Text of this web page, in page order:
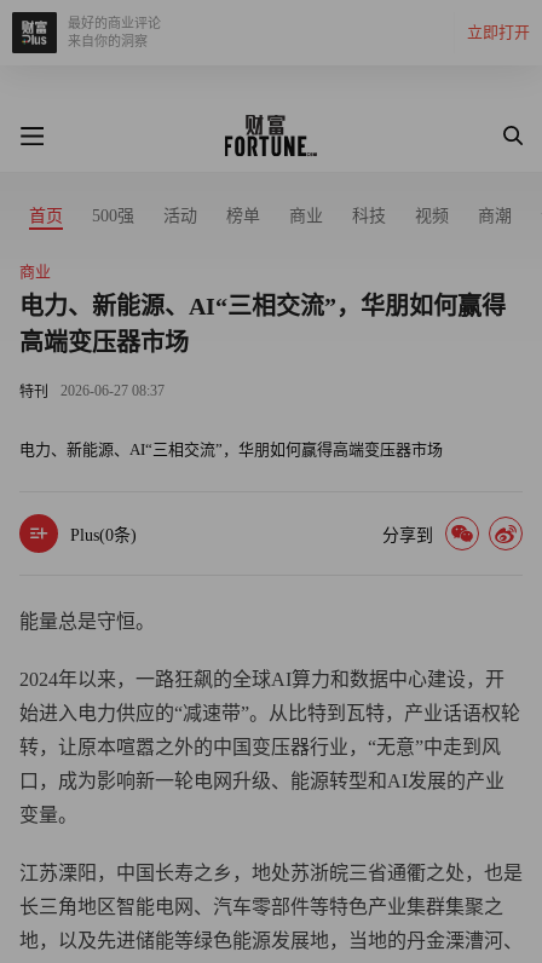
立即打开
最好的商业评论
来自你的洞察
首页 500强 活动 榜单 商业 科技 视频 商潮
商业
电力、新能源、AI“三相交流”，华朋如何赢得
高端变压器市场
特刊 2026-06-27 08:37
电力、新能源、AI“三相交流”，华朋如何赢得高端变压器市场
Plus(0条) 分享到
能量总是守恒。
2024年以来，一路狂飙的全球AI算力和数据中心建设，开
始进入电力供应的“减速带”。从比特到瓦特，产业话语权轮
转，让原本喧嚣之外的中国变压器行业，“无意”中走到风
口，成为影响新一轮电网升级、能源转型和AI发展的产业
变量。
江苏溧阳，中国长寿之乡，地处苏浙皖三省通衢之处，也是
长三角地区智能电网、汽车零部件等特色产业集群集聚之
地，以及先进储能等绿色能源发展地，当地的丹金溧漕河、